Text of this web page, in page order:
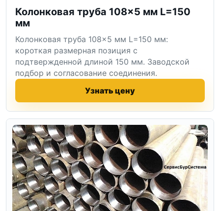
Колонковая труба 108×5 мм L=150
мм
Колонковая труба 108×5 мм L=150 мм:
короткая размерная позиция с
подтвержденной длиной 150 мм. Заводской
подбор и согласование соединения.
Узнать цену